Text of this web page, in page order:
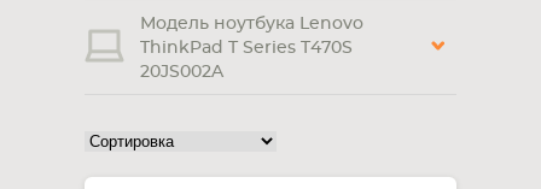
ПЛАНШЕТА
Модель ноутбука Lenovo
ThinkPad T Series T470S
20JS002A